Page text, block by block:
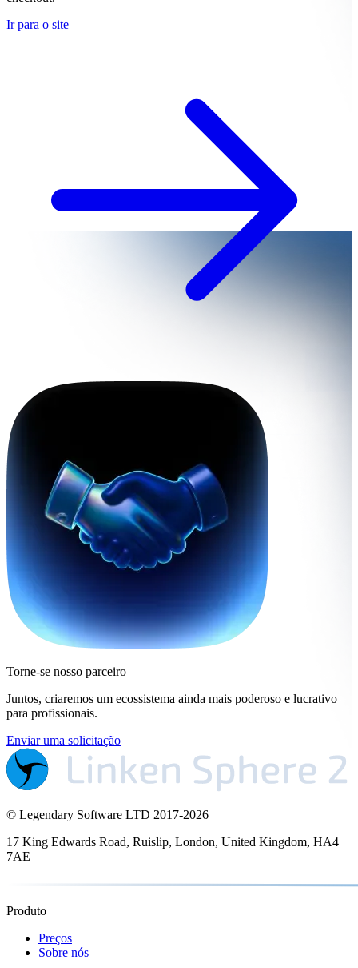
Ir para o site
Torne-se nosso parceiro
Juntos, criaremos um ecossistema ainda mais poderoso e lucrativo
para profissionais.
Enviar uma solicitação
© Legendary Software LTD 2017-2026
17 King Edwards Road, Ruislip, London, United Kingdom, HA4
7AE
Produto
Preços
Sobre nós